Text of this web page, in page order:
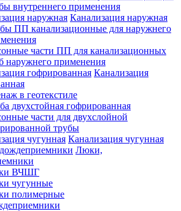
внутреннего применения
Канализация наружная
ПП канализационные для наружнего
части ПП для канализационных
наружнего применения
Канализация
в геотекстиле
двухстойная гофрированная
части для двухслойной
трубы
Канализация чугунная
Люки,
ВЧШГ
чугунные
полимерные